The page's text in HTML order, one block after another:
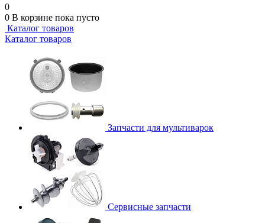
0
0 В корзине пока пусто
Каталог товаров
Каталог товаров
Запчасти для мультиварок
Сервисные запчасти